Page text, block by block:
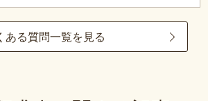
ある質問一覧を見る